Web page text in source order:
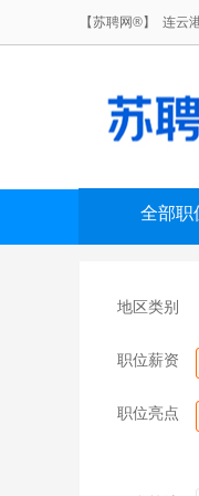
【苏聘网®】 连云
全部职
地区类别
职位薪资
职位亮点